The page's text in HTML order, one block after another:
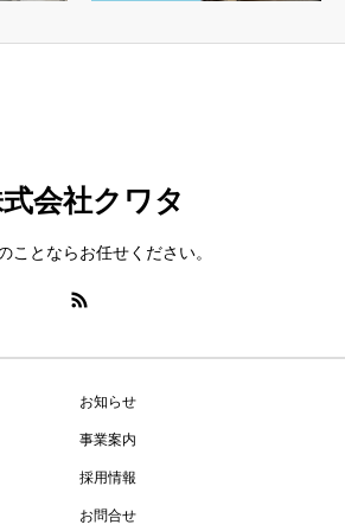
会社クワタ
ことならお任せください。
お知らせ
事業案内
採用情報
お問合せ